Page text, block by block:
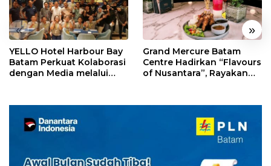
« »
YELLO Hotel Harbour Bay
Batam Perkuat Kolaborasi
dengan Media melalui
Grand Mercure Batam
Centre Hadirkan “Flavours
of Nusantara”, Rayakan